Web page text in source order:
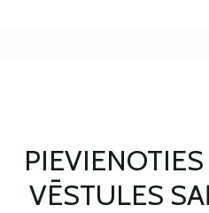
VĒSTULES